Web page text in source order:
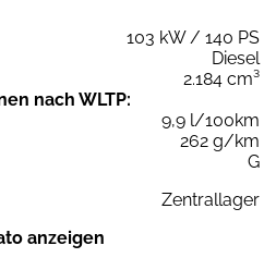
103 kW / 140 PS
Diesel
2.184 cm³
nach WLTP:
9,9 l/100km
262 g/km
G
Zentrallager
anzeigen